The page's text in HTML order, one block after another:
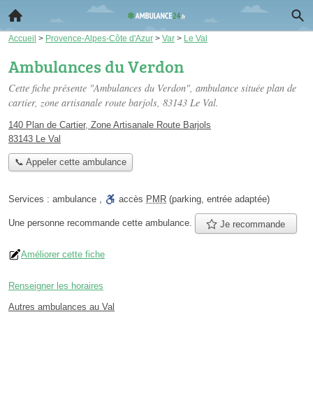
Accueil > Provence-Alpes-Côte d'Azur > Var > Le Val
Ambulances du Verdon
Cette fiche présente "Ambulances du Verdon", ambulance située plan de
cartier, zone artisanale route barjols, 83143 Le Val.
140 Plan de Cartier, Zone Artisanale Route Barjols
83143 Le Val
📞 Appeler cette ambulance
Services : ambulance , accès PMR (parking, entrée adaptée)
Une personne recommande cette ambulance. Je recommande
Améliorer cette fiche
Renseigner les horaires
Autres ambulances au Val